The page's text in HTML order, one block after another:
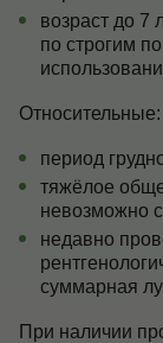
возраст до 7
по строгим
Относительные:
период
тяжёлое
невозможно
недавно
суммарная
При наличии